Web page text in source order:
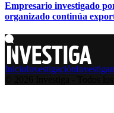
Empresario investigado
organizado continúa
InicioInvestigación